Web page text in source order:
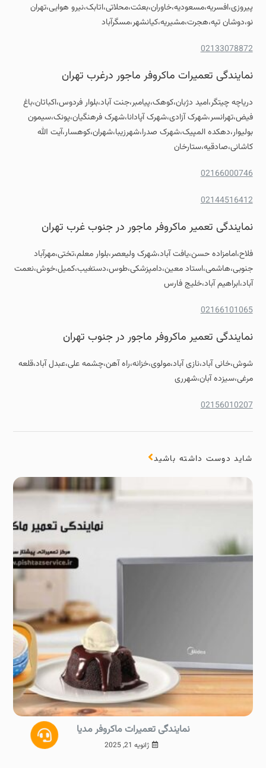
پیروزی،افسریه،مسعودیه،خاوران،بعثت،محلاتی،اتابک،نیرو هوایی،تهران
نو،دوشان تپه،هجرت،مشیریه،کیانشهر،مسگرآباد
02133078872
نمایندگی تعمیرات ماکروفر ماجور درغرب تهران
دریاچه چیتگر،امید دژبان،کوهک،پیامبر،جنت آباد،بلوار فردوس،اکباتان،باغ
فیض،تهرانسر،شهرک آزادی،شهرک آپادانا،شهرک فرهنگیان،پونک،سیمون
بولیوار،دهکده المپیک،شهرک صدرا،شهرزیبا،شهران،کوهسار،آیت الله
کاشانی،صادقیه،ستارخان
02166000746
02144516412
نمایندگی تعمیر ماکروفر ماجور در جنوب غرب تهران
فلاح،امامزاده حسن،یافت آباد،شهرک ولیعصر،بلوار معلم،تختی،مهرآباد
جنوبی،هاشمی،استاد معین،دامپزشکی،طوس،دستغیب،کمیل،خوش،نعمت
آباد،ابراهیم آباد،خلیج فارس
02166101065
نمایندگی تعمیر ماکروفر ماجور در جنوب تهران
شوش،خانی آباد،نازی آباد،مولوی،خزانه،راه آهن،چشمه علی،عبدل آباد،قلعه
مرغی،سیزده آبان،شهرری
02156010207
شاید دوست داشته باشید
نمایندگی تعمیرات ماکروفر مدیا
ژانویه 21, 2025